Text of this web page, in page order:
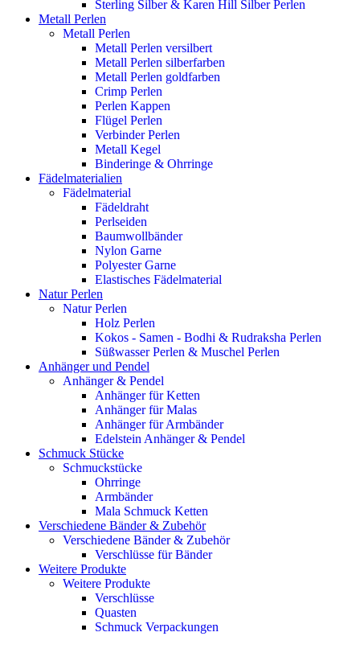
Sterling Silber & Karen Hill Silber Perlen
Metall Perlen
Metall Perlen
Metall Perlen versilbert
Metall Perlen silberfarben
Metall Perlen goldfarben
Crimp Perlen
Perlen Kappen
Flügel Perlen
Verbinder Perlen
Metall Kegel
Binderinge & Ohrringe
Fädelmaterialien
Fädelmaterial
Fädeldraht
Perlseiden
Baumwollbänder
Nylon Garne
Polyester Garne
Elastisches Fädelmaterial
Natur Perlen
Natur Perlen
Holz Perlen
Kokos - Samen - Bodhi & Rudraksha Perlen
Süßwasser Perlen & Muschel Perlen
Anhänger und Pendel
Anhänger & Pendel
Anhänger für Ketten
Anhänger für Malas
Anhänger für Armbänder
Edelstein Anhänger & Pendel
Schmuck Stücke
Schmuckstücke
Ohrringe
Armbänder
Mala Schmuck Ketten
Verschiedene Bänder & Zubehör
Verschiedene Bänder & Zubehör
Verschlüsse für Bänder
Weitere Produkte
Weitere Produkte
Verschlüsse
Quasten
Schmuck Verpackungen